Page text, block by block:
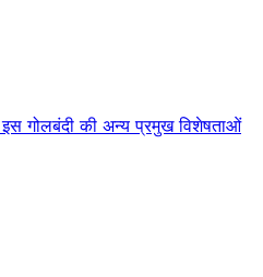
गोलबंदी की अन्य प्रमुख विशेषताओं